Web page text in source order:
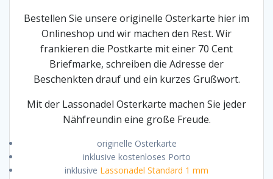
Bestellen Sie unsere originelle Osterkarte hier im
Onlineshop und wir machen den Rest. Wir
frankieren die Postkarte mit einer 70 Cent
Briefmarke, schreiben die Adresse der
Beschenkten drauf und ein kurzes Grußwort.
Mit der Lassonadel Osterkarte machen Sie jeder
Nähfreundin eine große Freude.
originelle Osterkarte
inklusive kostenloses Porto
inklusive Lassonadel Standard 1 mm